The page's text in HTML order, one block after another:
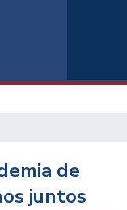
de
juntos